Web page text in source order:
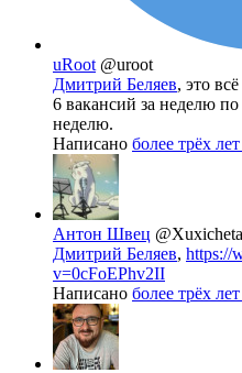
uRoot @uroot
Дмитрий Беляев, это
6 вакансий за неделю
неделю.
Написано более трёх
Антон Швец @Xuxicheta
Дмитрий Беляев, https://
v=0cFoEPhv2II
Написано более трёх